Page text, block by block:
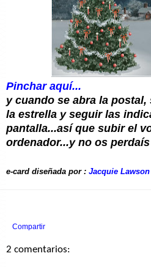
Pinchar aquí...
y cuando se abra la
la estrella y seguir las
pantalla...así que subir el
ordenador...y no os
e-card diseñada por : Jacquie Lawson
Compartir
2 comentarios: